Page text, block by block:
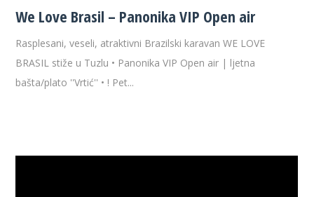
We Love Brasil – Panonika VIP Open air
Rasplesani, veseli, atraktivni Brazilski karavan WE LOVE
BRASIL stiže u Tuzlu • Panonika VIP Open air | ljetna
bašta/plato ''Vrtić'' • ! Pet...